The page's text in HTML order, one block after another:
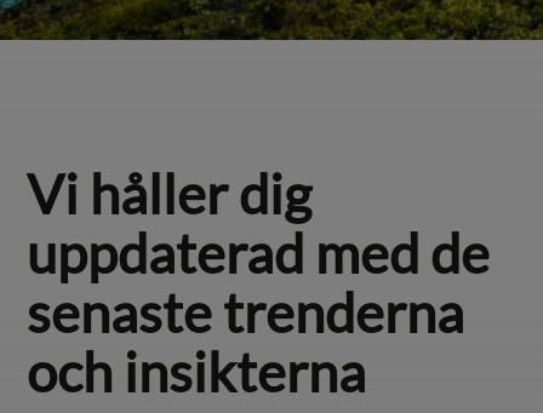
Vi håller dig
uppdaterad med de
senaste trenderna
och insikterna